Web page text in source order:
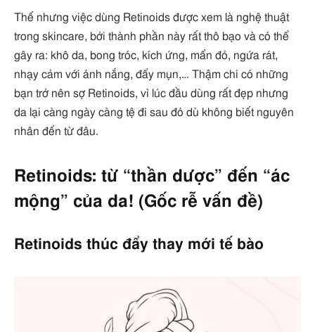
Thế nhưng việc dùng Retinoids được xem là nghệ thuật
trong skincare, bởi thành phần này rất thô bạo và có thể
gây ra: khô da, bong tróc, kích ứng, mẩn đỏ, ngứa rát,
nhạy cảm với ánh nắng, đẩy mụn,… Thậm chí có những
bạn trở nên sợ Retinoids, vì lúc đầu dùng rất đẹp nhưng
da lại càng ngày càng tệ đi sau đó dù không biết nguyên
nhân đến từ đâu.
Retinoids: từ “thần dược” đến “ác
mộng” của da! (Gốc rễ vấn đề)
Retinoids thúc đẩy thay mới tế bào